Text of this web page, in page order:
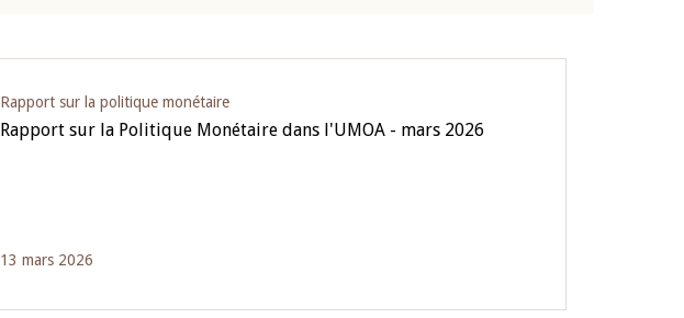
Rapport sur la politique monétaire
Rapport sur la Politique Monétaire dans l'UMOA - mars 2026
13 mars 2026